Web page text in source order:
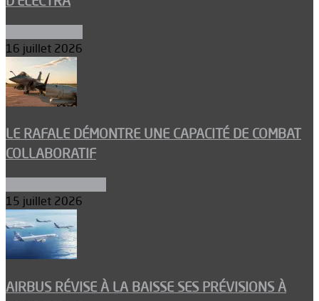
16 juillet 2026
LE RAFALE DÉMONTRE UNE CAPACITÉ DE COMBAT
COLLABORATIF
15 juillet 2026
AIRBUS RÉVISE À LA BAISSE SES PRÉVISIONS À